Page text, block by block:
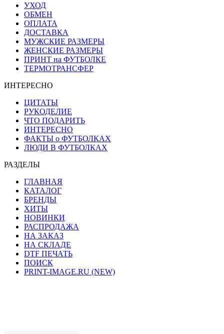
УХОД
ОБМЕН
ОПЛАТА
ДОСТАВКА
МУЖСКИЕ РАЗМЕРЫ
ЖЕНСКИЕ РАЗМЕРЫ
ПРИНТ на ФУТБОЛКЕ
ТЕРМОТРАНСФЕР
ИНТЕРЕСНО
ЦИТАТЫ
РУКОДЕЛИЕ
ЧТО ПОДАРИТЬ
ИНТЕРЕСНО
ФАКТЫ о ФУТБОЛКАХ
ЛЮДИ В ФУТБОЛКАХ
РАЗДЕЛЫ
ГЛАВНАЯ
КАТАЛОГ
БРЕНДЫ
ХИТЫ
НОВИНКИ
РАСПРОДАЖА
НА ЗАКАЗ
НА СКЛАДЕ
DTF ПЕЧАТЬ
ПОИСК
PRINT-IMAGE.RU (NEW)